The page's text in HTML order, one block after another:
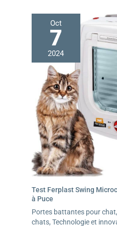
Oct
7
2024
Test Ferplast Swing
à Puce
Portes battantes pour chat,
chats, Technologie et